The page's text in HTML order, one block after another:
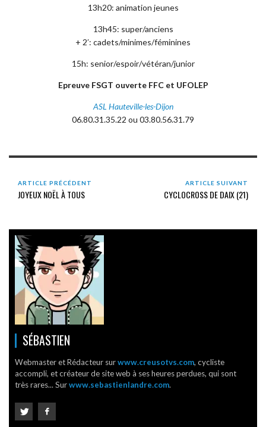
13h20: animation jeunes
13h45: super/anciens
+ 2′: cadets/minimes/féminines
15h: senior/espoir/vétéran/junior
Epreuve FSGT ouverte FFC et UFOLEP
ASL Hauteville-les-Dijon
06.80.31.35.22 ou 03.80.56.31.79
ARTICLE PRÉCÉDENT
JOYEUX NOËL À TOUS
ARTICLE SUIVANT
CYCLOCROSS DE DAIX (21)
SÉBASTIEN
Webmaster et Rédacteur surwww.creusotvs.com, cycliste
accompli, et créateur de site web à ses heures perdues, qui sont
très rares... Surwww.sebastienlandre.com.